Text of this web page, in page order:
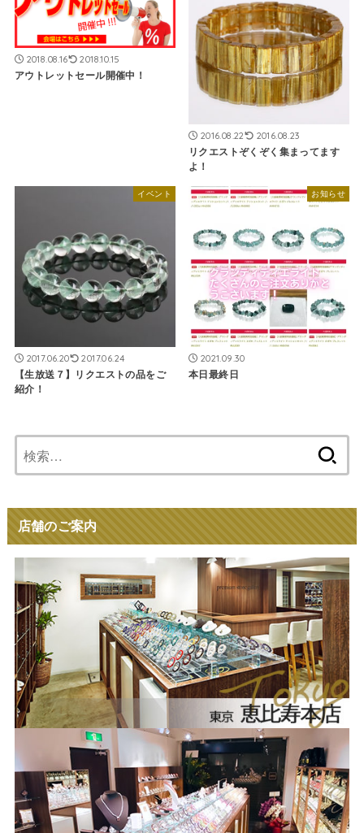
2018.08.16 2018.10.15
アウトレットセール開催中！
2016.08.22 2016.08.23
リクエストぞくぞく集まってます
よ！
イベント
2017.06.20 2017.06.24
【生放送７】リクエストの品をご
紹介！
お知らせ
2021.09.30
本日最終日
索:
店舗のご案内